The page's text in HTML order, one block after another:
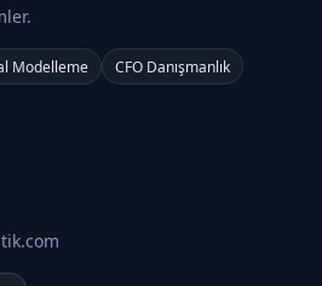
Modelleme
CFO Danışmanlık